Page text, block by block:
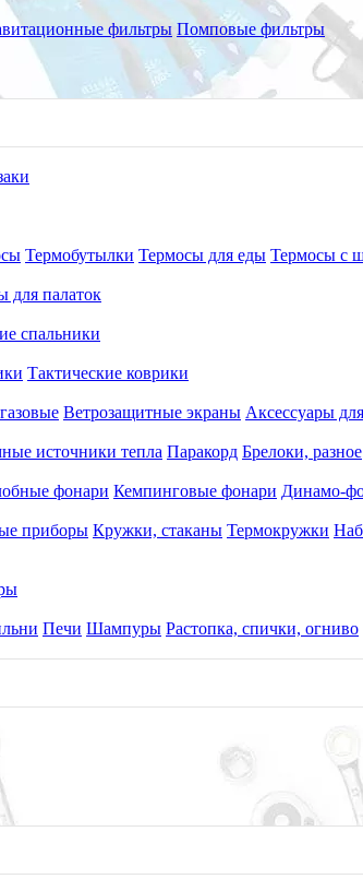
фильтры Помповые фильтры
Термобутылки Термосы для еды Термосы с
для палаток
спальники
Тактические коврики
Ветрозащитные экраны Аксессуары
источники тепла Паракорд Брелоки, разное
фонари Кемпинговые фонари Динамо-
приборы Кружки, стаканы Термокружки
Печи Шампуры Растопка, спички, огниво